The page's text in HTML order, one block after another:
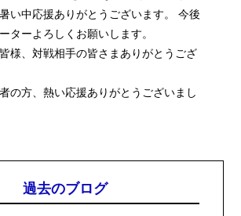
い中応援ありがとうございます。
今後
ターよろしくお願いします。
様、対戦相手の皆さまありがとうござ
の方、熱い応援ありがとうございまし
過去のブログ